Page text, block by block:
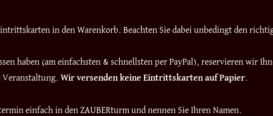
in den Warenkorb. Beachten Sie dabei unbedingt den
haben (am einfachsten & schnellsten per PayPal), reservieren wir
Wir versenden keine Eintrittskarten auf Papier.
einfach in den ZAUBERturm und nennen Sie Ihren Namen.